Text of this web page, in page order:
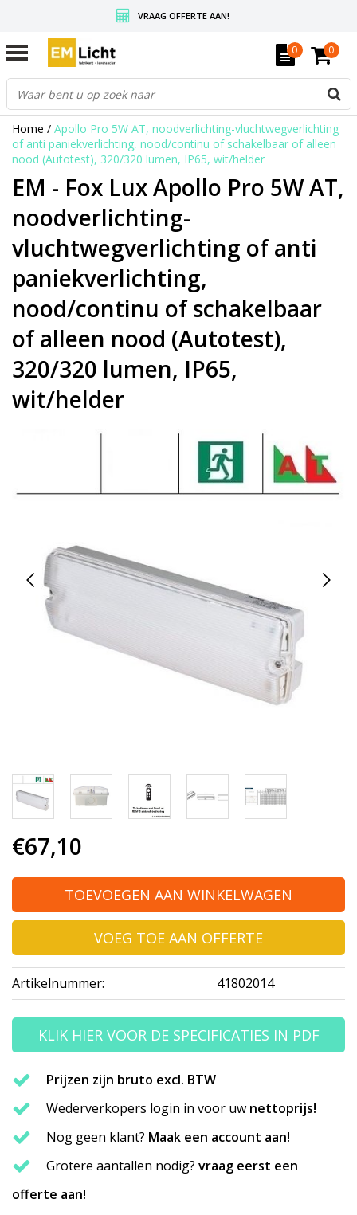
VRAAG OFFERTE AAN!
GRATIS VERZENDING BOVEN DE € 350,-
WEDERVERKOPERS KRIJGEN ALTIJD KORTING, INFORMEER!
0 0
Home / Apollo Pro 5W AT, noodverlichting-vluchtwegverlichting
of anti paniekverlichting, nood/continu of schakelbaar of alleen
nood (Autotest), 320/320 lumen, IP65, wit/helder
EM - Fox Lux Apollo Pro 5W AT,
noodverlichting-
vluchtwegverlichting of anti
paniekverlichting,
nood/continu of schakelbaar
of alleen nood (Autotest),
320/320 lumen, IP65,
wit/helder
€67,10
TOEVOEGEN AAN WINKELWAGEN
VOEG TOE AAN OFFERTE
Artikelnummer: 41802014
KLIK HIER VOOR DE SPECIFICATIES IN PDF
Prijzen zijn bruto excl. BTW
Wederverkopers login in voor uw nettoprijs!
Nog geen klant? Maak een account aan!
Grotere aantallen nodig? vraag eerst een
offerte aan!